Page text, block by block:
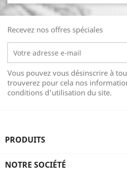
Recevez nos offres spéciales
Vous pouvez vous désinscrire à
trouverez pour cela nos
conditions d'utilisation du site.
PRODUITS
NOTRE SOCIÉTÉ